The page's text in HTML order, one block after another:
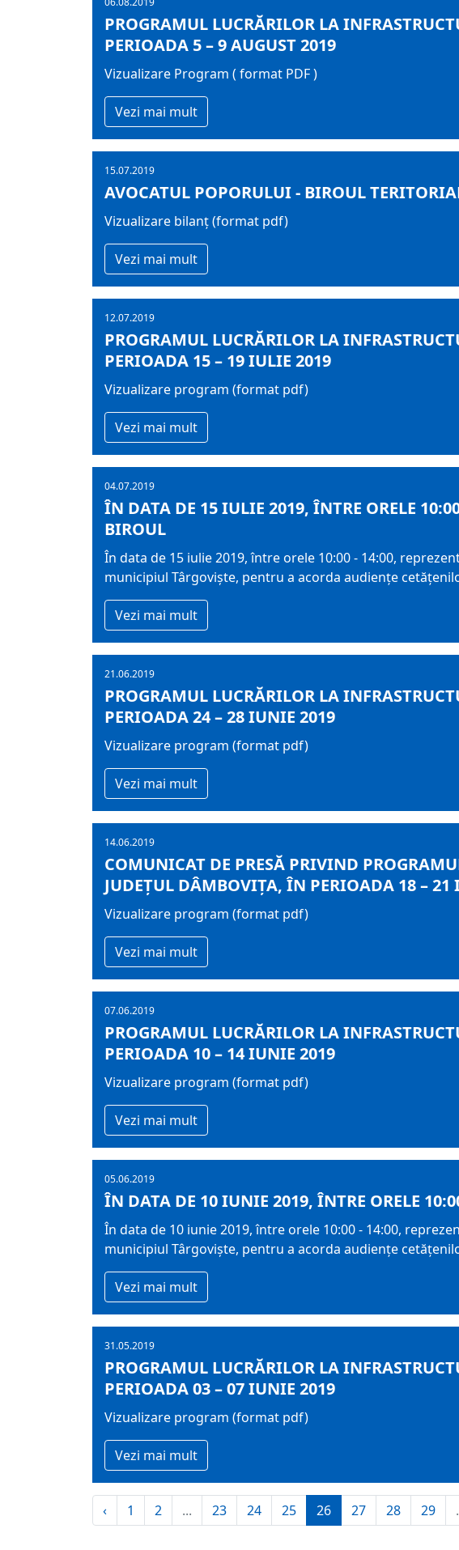
PROGRAMUL LUCRĂRILOR LA
PERIOADA 5 – 9 AUGUST 2019
Vizualizare Program ( format PDF )
Vezi mai mult
15.07.2019
AVOCATUL POPORULUI - BIROUL
Vizualizare bilanț (format pdf)
Vezi mai mult
12.07.2019
PROGRAMUL LUCRĂRILOR LA
PERIOADA 15 – 19 IULIE 2019
Vizualizare program (format pdf)
Vezi mai mult
04.07.2019
ÎN DATA DE 15 IULIE 2019, ÎNTRE ORELE
BIROUL
În data de 15 iulie 2019, între orele 10:00 - 14:00,
municipiul Târgovişte, pentru a acorda audienţe
Vezi mai mult
21.06.2019
PROGRAMUL LUCRĂRILOR LA
PERIOADA 24 – 28 IUNIE 2019
Vizualizare program (format pdf)
Vezi mai mult
14.06.2019
COMUNICAT DE PRESĂ PRIVIND
JUDEȚUL DÂMBOVIȚA, ÎN PERIOADA 18 – 21
Vizualizare program (format pdf)
Vezi mai mult
07.06.2019
PROGRAMUL LUCRĂRILOR LA
PERIOADA 10 – 14 IUNIE 2019
Vizualizare program (format pdf)
Vezi mai mult
05.06.2019
ÎN DATA DE 10 IUNIE 2019, ÎNTRE ORELE
În data de 10 iunie 2019, între orele 10:00 - 14:00,
municipiul Târgovişte, pentru a acorda audienţe
Vezi mai mult
31.05.2019
PROGRAMUL LUCRĂRILOR LA
PERIOADA 03 – 07 IUNIE 2019
Vizualizare program (format pdf)
Vezi mai mult
‹ 1 2 ... 23 24 25 26 27 28 29